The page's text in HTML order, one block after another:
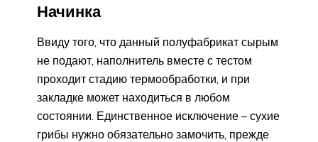
Начинка
Ввиду того, что данный полуфабрикат сырым
не подают, наполнитель вместе с тестом
проходит стадию термообработки, и при
закладке может находиться в любом
состоянии. Единственное исключение – сухие
грибы нужно обязательно замочить, прежде